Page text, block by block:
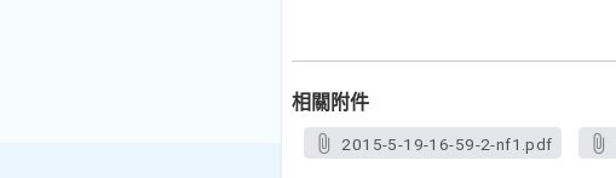
相關附件
2015-5-19-16-59-2-nf1.pdf